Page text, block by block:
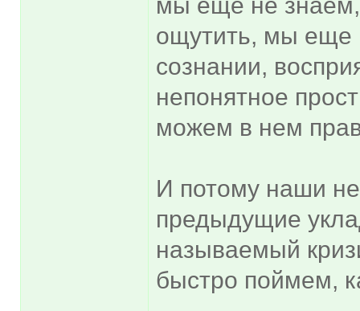
ощутить, мы еще
сознании,
непонятное
можем в нем
И потому наши
предыдущие
называемый
быстро поймем,